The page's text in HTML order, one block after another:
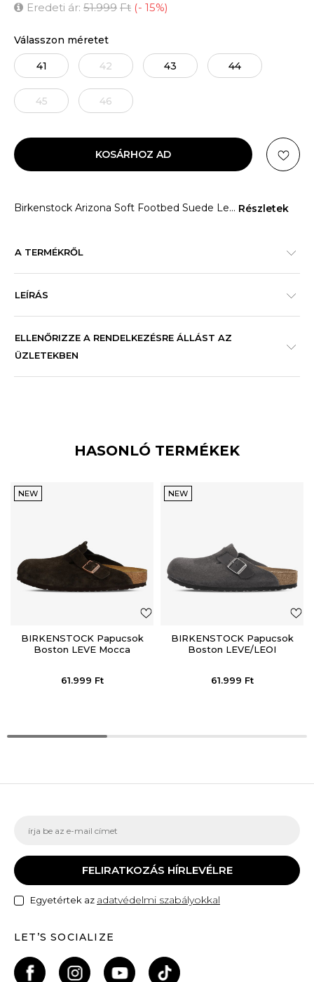
Eredeti ár: 51.999 Ft (- 15%)
Válasszon méretet
41 42 43 44
45 46
KOSÁRHOZ AD
Birkenstock Arizona Soft Footbed Suede Le... Részletek
A TERMÉKRŐL
LEÍRÁS
ELLENŐRIZZE A RENDELKEZÉSRE ÁLLÁST AZ
ÜZLETEKBEN
HASONLÓ TERMÉKEK
NEW
BIRKENSTOCK Papucsok
Boston LEVE Mocca
61.999 Ft
NEW
BIRKENSTOCK Papucsok
Boston LEVE/LEOI
61.999 Ft
FELIRATKOZÁS HÍRLEVÉLRE
Egyetértek az adatvédelmi szabályokkal
LET’S SOCIALIZE